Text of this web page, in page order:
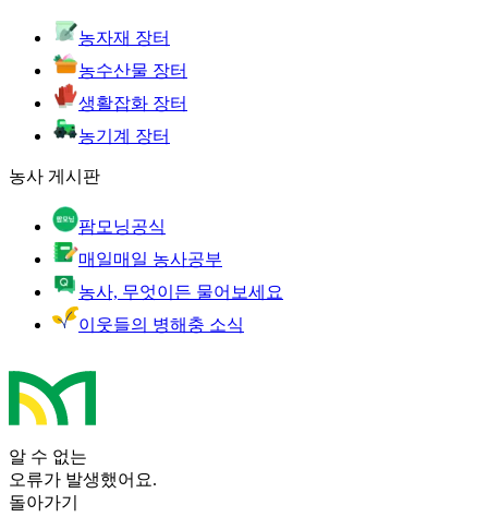
농자재 장터
농수산물 장터
생활잡화 장터
농기계 장터
농사 게시판
팜모닝공식
매일매일 농사공부
농사, 무엇이든 물어보세요
이웃들의 병해충 소식
알 수 없는
오류가 발생했어요.
돌아가기